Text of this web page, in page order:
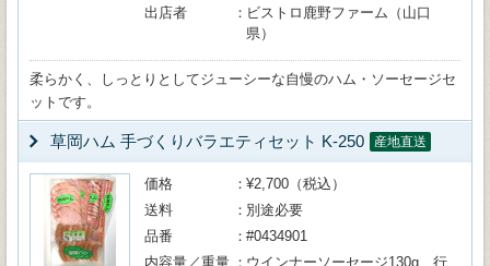
出店者
ビストロ鹿野ファーム（山口
県）
柔らかく、しっとりとしてジューシーな自慢のハム・ソーセージセ
ットです。
草岡ハム 手づくりバラエティセット K-250 産地直送
価格
¥2,700（税込）
送料
別途必要
品番
#0434901
内容量／重量
ウインナーソーセージ130g、行